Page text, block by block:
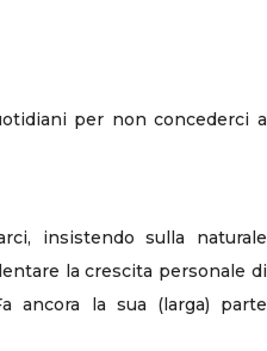
per non concederci a
insistendo sulla naturale
la crescita personale di
ancora la sua (larga) parte